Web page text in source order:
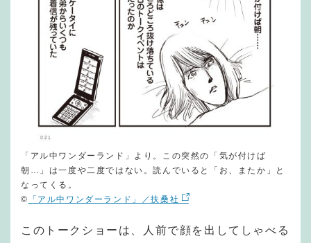
「アル中ワンダーランド」より。この突然の「気が付けば
朝…」は一度や二度ではない。読んでいると「お、またか」と
なってくる。
©︎
「アル中ワンダーランド」／扶桑社
このトークショーは、人前で顔を出してしゃべる